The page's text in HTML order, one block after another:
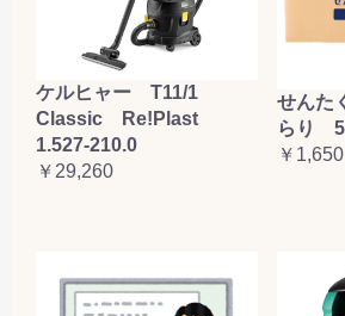
ケルヒャー T11/1
Classic Re!Plast
1.527-210.0
￥29,260
せんた
らり
￥1,650